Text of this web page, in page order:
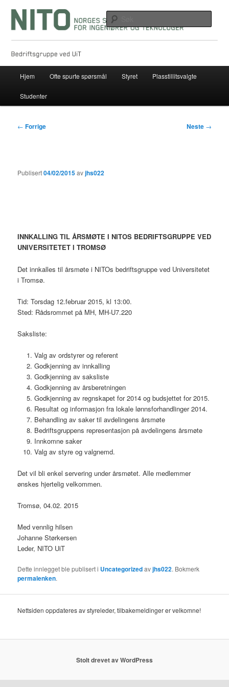
direkte
hovedinnholdet
NITO bedriftsgruppe ved UIT
Hjem Ofte spurte spørsmål Styret Plasstillitsvalgte
Studenter
Innleggsnavigasjon
← Forrige Neste →
Publisert04/02/2015avjhs022
INNKALLING TIL ÅRSMØTE I NITOS BEDRIFTSGRUPPE VED
UNIVERSITETET I TROMSØ
Det innkalles til årsmøte i NITOs bedriftsgruppe ved Universitetet
i Tromsø.
Tid: Torsdag 12.februar 2015, kl 13:00.
Sted: Rådsrommet på MH, MH-U7.220
Saksliste:
Valg av ordstyrer og referent
Godkjenning av innkalling
Godkjenning av saksliste
Godkjenning av årsberetningen
Godkjenning av regnskapet for 2014 og budsjettet for 2015.
Resultat og informasjon fra lokale lønnsforhandlinger 2014.
Behandling av saker til avdelingens årsmøte
Bedriftsgruppens representasjon på avdelingens årsmøte
Innkomne saker
Valg av styre og valgnemd.
Det vil bli enkel servering under årsmøtet. Alle medlemmer
ønskes hjertelig velkommen.
Tromsø, 04.02. 2015
Med vennlig hilsen
Johanne Størkersen
Leder, NITO UiT
Dette innlegget ble publisert i Uncategorizedavjhs022. Bokmerk
permalenken.
Nettsiden oppdateres av styreleder, tilbakemeldinger er velkomne!
Stolt drevet av WordPress